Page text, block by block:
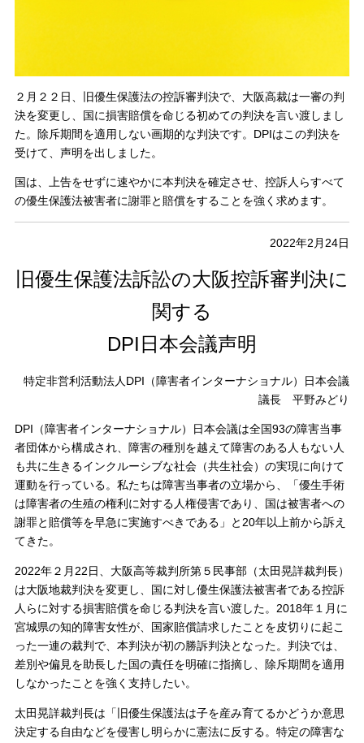
２月２２日、旧優生保護法の控訴審判決で、大阪高裁は一審の判
決を変更し、国に損害賠償を命じる初めての判決を言い渡しまし
た。除斥期間を適用しない画期的な判決です。DPIはこの判決を
受けて、声明を出しました。
国は、上告をせずに速やかに本判決を確定させ、控訴人らすべて
の優生保護法被害者に謝罪と賠償をすることを強く求めます。
2022年2月24日
旧優生保護法訴訟の大阪控訴審判決に
関する
DPI日本会議声明
特定非営利活動法人DPI（障害者インターナショナル）日本会議
議長 平野みどり
DPI（障害者インターナショナル）日本会議は全国93の障害当事
者団体から構成され、障害の種別を越えて障害のある人もない人
も共に生きるインクルーシブな社会（共生社会）の実現に向けて
運動を行っている。私たちは障害当事者の立場から、「優生手術
は障害者の生殖の権利に対する人権侵害であり、国は被害者への
謝罪と賠償等を早急に実施すべきである」と20年以上前から訴え
てきた。
2022年２月22日、大阪高等裁判所第５民事部（太田晃詳裁判長）
は大阪地裁判決を変更し、国に対し優生保護法被害者である控訴
人らに対する損害賠償を命じる判決を言い渡した。2018年１月に
宮城県の知的障害女性が、国家賠償請求したことを皮切りに起こ
った一連の裁判で、本判決が初の勝訴判決となった。判決では、
差別や偏見を助長した国の責任を明確に指摘し、除斥期間を適用
しなかったことを強く支持したい。
太田晃詳裁判長は「旧優生保護法は子を産み育てるかどうか意思
決定する自由などを侵害し明らかに憲法に反する。特定の障害な